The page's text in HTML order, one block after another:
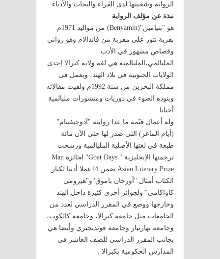
الرواية وشعبيتها لدى القراء والبحاث والأدباء.
نبذة عن مؤلف الرواية
هو "بنيامين"(Benyamin) من مواليد 1971م
بقرية نتور على مقربة من فاندالام وهو روائي
وقصاص مشهور في الأدب
المليالمي،المليالمية هي لغة ولاية كيرالا إحدى
الولايات الجنوبية في بلاد الهند، ويعمل في
مملكة البحرين من سنة 1992م ولقيت مقالاته
وبنوده الضوء في دوريات ومنشورات مليالمية
أحيانا.
وله أعمال قيّمة ما عدا روايته "آدوجيفيتام"
(أيام الماعز) التي صدر لها حتى الآن مائة
طبعة في لغتها الأصلية المليالمية ورشحت
ترجمتها الإنجليزية " Goat Days" لجائزة Man
Asian Literary Prize ضمن 14عملا أدبيا لكبار
الكتاب أمثال "أورخان باموق"و"هيرومي
كاواكامي" ولجوائز أخرى كثيرة داخل الهند
وخارجها ووضع في المقرر الدراسي لعدد من
الجامعات مثل جامعة كيرالا، وجامعة كالكوت،
وجامعة بهارتيار وجامعة فونديجيري وأيضا هي
بجانب المقرر الدراسي للصف العاشر في
المدارس الحكومية بكيرالا .